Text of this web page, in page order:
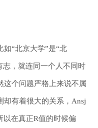
“北京大学”是“北
志，就连同一个人不同时
这个问题严格上来说不属
却有着很大的关系，Ansj
以在真正R值的时候偏